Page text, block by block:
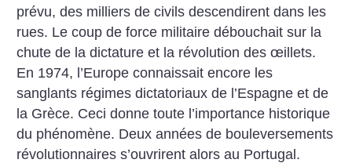
prévu, des milliers de civils descendirent dans les
rues. Le coup de force militaire débouchait sur la
chute de la dictature et la révolution des œillets.
En 1974, ­l’Europe connaissait encore les
sanglants régimes dictatoriaux de l’Espagne et de
la Grèce. Ceci donne toute l’importance historique
du phénomène. Deux années de bouleversements
révolutionnaires s’ouvrirent alors au Portugal.